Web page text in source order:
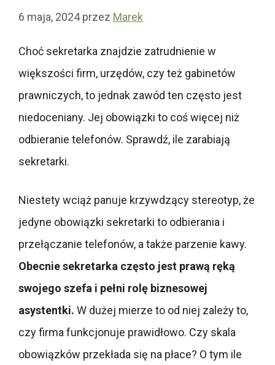
6 maja, 2024 przez Marek
Choć sekretarka znajdzie zatrudnienie w
większości firm, urzędów, czy też gabinetów
prawniczych, to jednak zawód ten często jest
niedoceniany. Jej obowiązki to coś więcej niż
odbieranie telefonów. Sprawdź, ile zarabiają
sekretarki.
Niestety wciąż panuje krzywdzący stereotyp, że
jedyne obowiązki sekretarki to odbierania i
przełączanie telefonów, a także parzenie kawy.
Obecnie sekretarka często jest prawą ręką
swojego szefa i pełni rolę biznesowej
asystentki. W dużej mierze to od niej zależy to,
czy firma funkcjonuje prawidłowo. Czy skala
obowiązków przekłada się na płace? O tym ile